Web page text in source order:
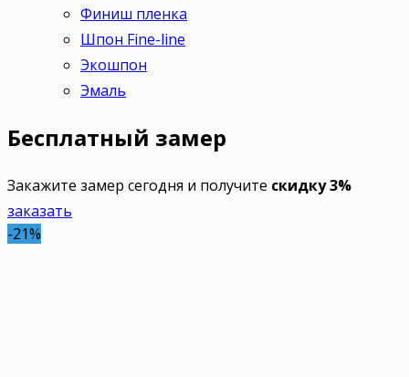
Финиш пленка
Шпон Fine-line
Экошпон
Эмаль
Бесплатный замер
Закажите замер сегодня и получите скидку 3%
заказать
-21%